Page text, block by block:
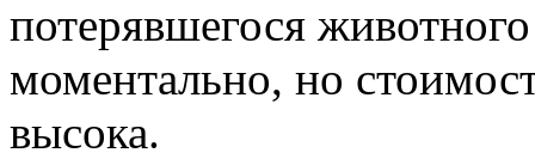
потерявшегося
моментально, но
высока.